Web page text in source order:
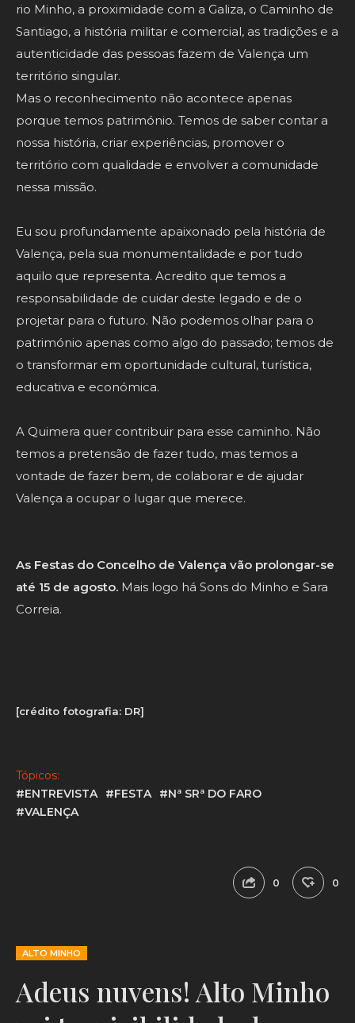
rio Minho, a proximidade com a Galiza, o Caminho de
Santiago, a história militar e comercial, as tradições e a
autenticidade das pessoas fazem de Valença um
território singular.
Mas o reconhecimento não acontece apenas
porque temos património. Temos de saber contar a
nossa história, criar experiências, promover o
território com qualidade e envolver a comunidade
nessa missão.
Eu sou profundamente apaixonado pela história de
Valença, pela sua monumentalidade e por tudo
aquilo que representa. Acredito que temos a
responsabilidade de cuidar deste legado e de o
projetar para o futuro. Não podemos olhar para o
património apenas como algo do passado; temos de
o transformar em oportunidade cultural, turística,
educativa e económica.
A Quimera quer contribuir para esse caminho. Não
temos a pretensão de fazer tudo, mas temos a
vontade de fazer bem, de colaborar e de ajudar
Valença a ocupar o lugar que merece.
As Festas do Concelho de Valença vão prolongar-se
até 15 de agosto. Mais logo há Sons do Minho e Sara
Correia.
[crédito fotografia: DR]
Tópicos:
#ENTREVISTA
#FESTA
#Nª SRª DO FARO
#VALENÇA
0 0
ALTO MINHO
Adeus nuvens! Alto Minho